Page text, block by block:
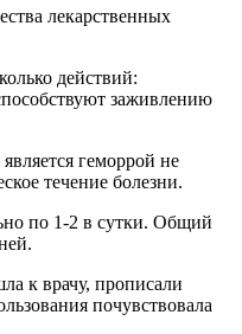
лекарственных
действий:
заживлению
геморрой не
течение болезни.
по 1-2 в сутки. Общий
к врачу, прописали
почувствовала